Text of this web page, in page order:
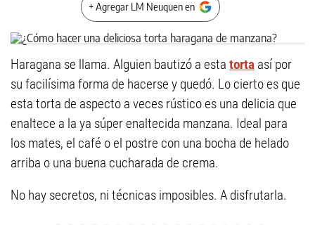
+ Agregar LM Neuquen en
Haragana se llama. Alguien bautizó a esta torta así por
su facilísima forma de hacerse y quedó. Lo cierto es que
esta torta de aspecto a veces rústico es una delicia que
enaltece a la ya súper enaltecida manzana. Ideal para
los mates, el café o el postre con una bocha de helado
arriba o una buena cucharada de crema.
No hay secretos, ni técnicas imposibles. A disfrutarla.